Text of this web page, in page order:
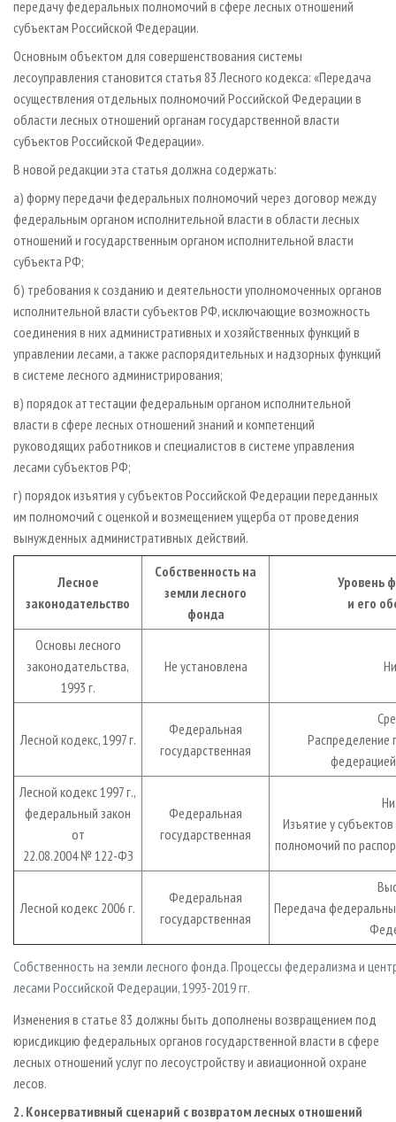
передачу федеральных полномочий в сфере лесных отношений
субъектам Российской Федерации.
Основным объектом для совершенствования системы
лесоуправления становится статья 83 Лесного кодекса: «Передача
осуществления отдельных полномочий Российской Федерации в
области лесных отношений органам государственной власти
субъектов Российской Федерации».
В новой редакции эта статья должна содержать:
а) форму передачи федеральных полномочий через договор между
федеральным органом исполнительной власти в области лесных
отношений и государственным органом исполнительной власти
субъекта РФ;
б) требования к созданию и деятельности уполномоченных органов
исполнительной власти субъектов РФ, исключающие возможность
соединения в них административных и хозяйственных функций в
управлении лесами, а также распорядительных и надзорных функций
в системе лесного администрирования;
в) порядок аттестации федеральным органом исполнительной
власти в сфере лесных отношений знаний и компетенций
руководящих работников и специалистов в системе управления
лесами субъектов РФ;
г) порядок изъятия у субъектов Российской Федерации переданных
им полномочий с оценкой и возмещением ущерба от проведения
вынужденных административных действий.
Собственность на земли лесного фонда. Процессы федерализма и
лесами Российской Федерации, 1993-2019 гг.
Лесное
законодательство
Собственность на
земли лесного
фонда
Уровень
и его
Основы лесного
законодательства,
1993 г.
Не установлена
Лесной кодекс, 1997 г.
Федеральная
государственная
Лесной кодекс 1997 г.,
федеральный закон
от
22.08.2004 № 122-ФЗ
Федеральная
государственная
Изъятие у
полномочий по
Лесной кодекс 2006 г.
Федеральная
государственная
Передача
Изменения в статье 83 должны быть дополнены возвращением под
юрисдикцию федеральных органов государственной власти в сфере
лесных отношений услуг по лесоустройству и авиационной охране
лесов.
2. Консервативный сценарий с возвратом лесных отношений